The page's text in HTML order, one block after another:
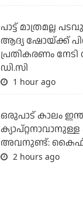
പാട്ട് മാത്രമല്ല
ആദ്യ ഷോയ്ക്ക്
പ്രതികരണം
ഡി.സി
1 hour ago
ഒരുപാട് കാലം
അവനുണ്ട്:
2 hours ago